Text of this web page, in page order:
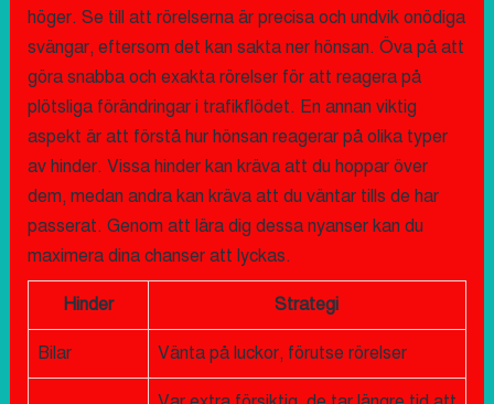
höger. Se till att rörelserna är precisa och undvik onödiga
svängar, eftersom det kan sakta ner hönsan. Öva på att
göra snabba och exakta rörelser för att reagera på
plötsliga förändringar i trafikflödet. En annan viktig
aspekt är att förstå hur hönsan reagerar på olika typer
av hinder. Vissa hinder kan kräva att du hoppar över
dem, medan andra kan kräva att du väntar tills de har
passerat. Genom att lära dig dessa nyanser kan du
maximera dina chanser att lyckas.
Hinder Strategi
Bilar Vänta på luckor, förutse rörelser